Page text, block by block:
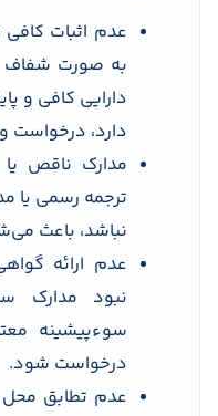
عدم اثبات
به صورت شفاف
دارایی کافی و
دارد،
مدارک ناقص
ترجمه رسمی یا
نباشد، باعث
عدم ارائه
نبود مدارک
سوءپیشینه
درخواست شود.
عدم تطابق